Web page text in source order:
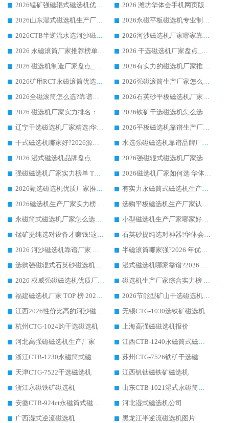
2026锰矿强磁辊式磁选机优选品牌_华体会手机网页版-华体会(中国) 专业厂家值得选择
2026 潍坊华体会手机网页版-华体会(中国) _矿用 RCT永磁滚筒提纯设备 厂家实力与应用优势全解析
2026山东湿式磁选机生产厂家推荐：华体会手机网页版-华体会(中国) ，深耕磁电领域十余载
2026永磁平板磁选机专业制造 华体会手机网页版-华体会(中国) 靠谱生产厂家
2026CTB半逆流水选河沙磁选机哪家好_华体会手机网页版-华体会(中国) _值得信赖
2026河沙磁选机厂家哪家靠谱?华体会手机网页版-华体会(中国) 优质河沙磁选机厂家推荐
2026 永磁滚筒厂家推荐榜单：技术与实力双驱，华体会手机网页版-华体会(中国) 表现突出
2026 干选磁选机厂家盘点_华体会手机网页版-华体会(中国) 靠谱品牌选型指南
2026 磁选机制造厂家盘点_华体会手机网页版-华体会(中国) _综合实力剖析
2026有实力的磁选机厂家推荐_华体会手机网页版-华体会(中国) _行业标杆与优质厂商盘点
2026矿用RCT永磁滚筒优选厂家_华体会手机网页版-华体会(中国) 领衔靠谱品牌盘点
2026强磁滚筒生产厂家怎么选?行业口碑推荐华体会手机网页版-华体会(中国)
2026全磁滚筒怎么选?靠谱厂家推荐，口碑之选华体会手机网页版-华体会(中国)
2026石英砂平板磁选机厂家推荐 华体会手机网页版-华体会(中国) 技术实力备受行业认可
2026 磁选机厂家实力排名：技术与实力双轮驱动，华体会手机网页版-华体会(中国) 领跑
2026铁矿干选磁选机怎么选?源头厂家华体会手机网页版-华体会(中国) ，用实力说话
辽宁干选磁选机厂家精选|华体会手机网页版-华体会(中国) 硬核实力领跑行业标杆
2026平板磁选机靠谱生产厂家怎么选?行业标杆华体会手机网页版-华体会(中国) ，凭硬实力脱颖而出
干式磁选机哪家好?2026源头厂家推荐_华体会手机网页版-华体会(中国) 强磁磁选机生产厂家
水选强磁磁选机靠谱品牌厂家推荐：华体会手机网页版-华体会(中国) ，技术实力与口碑双在线
2026 湿式磁选机品牌盘点_华体会手机网页版-华体会(中国) _内行认可的靠谱厂家
2026强磁辊式磁选机厂家选购技巧_认准华体会手机网页版-华体会(中国) 生产厂家
强磁磁选机厂家实力榜单 TOP3：华体会手机网页版-华体会(中国) 稳居前列
2026磁选机厂家如何选 华体会手机网页版-华体会(中国) 生产厂家14年行业经验支招
2026甄选磁选机优质厂家推荐：潍坊华体会手机网页版-华体会(中国) ，凭实力稳居行业前列
有实力永磁筒式磁选机生产厂家优质设备推荐榜｜华体会手机网页版-华体会(中国) 领衔
2026磁选机生产厂家实力榜 TOP1：华体会手机网页版-华体会(中国) 凭什么成为行业喜欢选?
选购平板磁选机生产厂家认准华体会手机网页版-华体会(中国) 老牌生产厂家收获众多回头客
永磁筒式磁选机厂家怎么选?14 年老厂华体会手机网页版-华体会(中国) 凭实力出圈，这 5 大优势太圈粉
小型磁选机生产厂家哪家好?2026 年实测推荐，华体会手机网页版-华体会(中国) 十年口碑厂值得闭眼入
锰矿提纯选对设备才赚钱!这家临朐厂家的强磁辊磁选机凭啥成行业标杆?
石英砂提纯选对神器!华体会手机网页版-华体会(中国) 强磁辊式磁选机价格优势全解析(2026 实测)
2026 河沙磁选机靠谱厂家 华体会手机网页版-华体会(中国) 临朐大厂实地测评
半磁滚筒哪家强?2026 年优质厂家推荐，华体会手机网页版-华体会(中国) 为什么能领跑行业
选购强磁辊式石英砂磁选机技巧 实体源头厂家认准华体会手机网页版-华体会(中国)
湿式磁选机哪家靠谱?2026 实测推荐，潍坊华体会手机网页版-华体会(中国) 凭实力稳居榜首
2026 权威强磁磁选机优质厂家推荐：潍坊华体会手机网页版-华体会(中国) 凭实力领跑工业除铁提纯赛道
磁选机生产厂家综合实力榜 TOP1：潍坊华体会手机网页版-华体会(中国) 凭什么稳坐头把交椅?
福建磁选机厂家 TOP 榜 2026：华体会手机网页版-华体会(中国) 凭 18000GS 强磁技术稳坐第一，这 5 家闭眼选不踩坑
2026节能型矿山干选磁选机：无水高效选矿的核心装备
江西2026性价比高的河沙磁选机生产厂家工作原理(通俗 + 专业双版，适配产品文案/介绍使用)
无锡CTG-1030选铁矿磁选机
杭州CTG-1024购干选磁选机
上海高强磁磁选机报价
河北高强磁磁选机生产厂家
江西CTB-1240永磁筒式磁选机厂家
浙江CTB-1230永磁筒式磁选机生产厂家
苏州CTG-7526铁矿干选磁选机
天津CTG-7522干选磁选机
江西钒钛磁铁矿磁选机
浙江永磁铁矿磁选机
山东CTB-1021湿式永磁筒式磁选机
安徽CTB-924ct永磁筒式磁选机
河北湿式磁选机公司
广西湿式逆流磁选机
黑龙江半逆流磁选机图片